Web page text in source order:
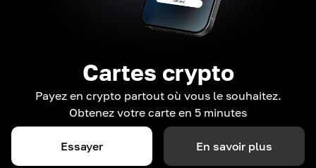
Cartes crypto
Payez en crypto partout où vous le souhaitez.
Obtenez votre carte en 5 minutes
Essayer En savoir plus